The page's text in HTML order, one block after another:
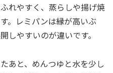
れやすく、蒸らしや揚げ焼
。レミパンは縁が高いぶ
しやすいのが違いです。
あと、めんつゆと水を少し